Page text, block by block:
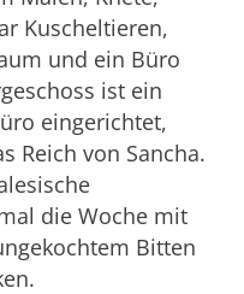
Kuscheltieren,
und ein Büro
ist ein
eingerichtet,
Reich von Sancha.
die Woche mit
Bitten